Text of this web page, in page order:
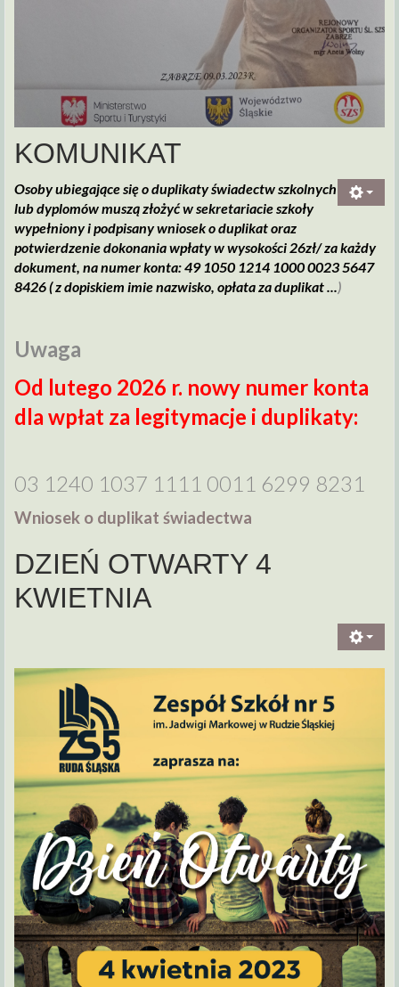
KOMUNIKAT
Osoby ubiegające się o duplikaty świadectw szkolnych
lub dyplomów muszą złożyć w sekretariacie szkoły
wypełniony i podpisany wniosek o duplikat oraz
potwierdzenie dokonania wpłaty w wysokości 26zł/ za każdy
dokument, na numer konta: 49 1050 1214 1000 0023 5647
8426 ( z dopiskiem imie nazwisko, opłata za duplikat ...)
Uwaga
Od lutego 2026 r. nowy numer konta
dla wpłat za legitymacje i duplikaty:
03 1240 1037 1111 0011 6299 8231
Wniosek o duplikat świadectwa
DZIEŃ OTWARTY 4
KWIETNIA